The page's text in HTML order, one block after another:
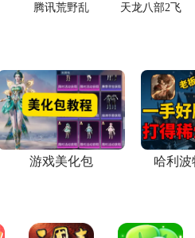
腾讯荒野乱
天龙八部2飞
游戏美化包 哈利